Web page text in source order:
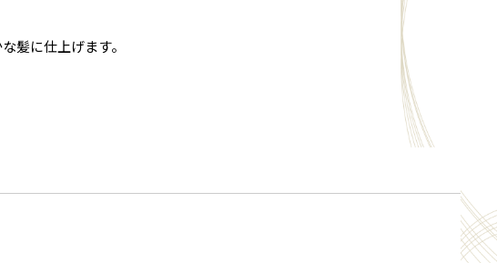
モジメチコン、トゲキリンサイ／ミツイシコンブ／ウスバアオノ
リエキス、セリン、グリシン、グルタミン酸、リシン、アラニ
ン、アルギニン、コメヌカスフィンゴ糖脂質、トレオニン、水添
レシチン、プロリン、リゾレシチン、クエン酸、ＢＧ、ソルビト
ール、フェノキシエタノール、メチルパラベン、プロピルパラベ
【使用上の注意】
髪に仕上げます。